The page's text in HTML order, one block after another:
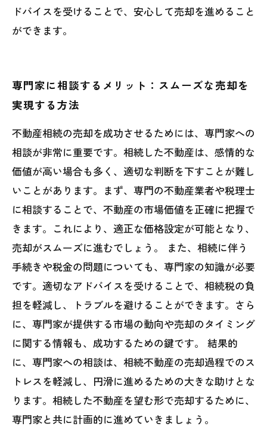
ドバイスを受けることで、安心して売却を進めること
ができます。
専門家に相談するメリット：スムーズな売却を
実現する方法
不動産相続の売却を成功させるためには、専門家への
相談が非常に重要です。相続した不動産は、感情的な
価値が高い場合も多く、適切な判断を下すことが難し
いことがあります。まず、専門の不動産業者や税理士
に相談することで、不動産の市場価値を正確に把握で
きます。これにより、適正な価格設定が可能となり、
売却がスムーズに進むでしょう。 また、相続に伴う
手続きや税金の問題についても、専門家の知識が必要
です。適切なアドバイスを受けることで、相続税の負
担を軽減し、トラブルを避けることができます。さら
に、専門家が提供する市場の動向や売却のタイミング
に関する情報も、成功するための鍵です。 結果的
に、専門家への相談は、相続不動産の売却過程でのス
トレスを軽減し、円滑に進めるための大きな助けとな
ります。相続した不動産を望む形で売却するために、
専門家と共に計画的に進めていきましょう。